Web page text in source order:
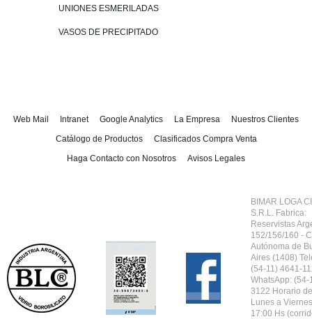
UNIONES ESMERILADAS
VASOS DE PRECIPITADO
Web Mail Intranet Google Analytics La Empresa
Nuestros Clientes
Catálogo de Productos
Clasificados Compra Venta
Haga Contacto con Nosotros
Avisos Legales
BIMAR LOGA
S.R.L. Fabrica:
Reservistas
152/156/160 -
Autónoma de
Aires (1408)
(54-11) 4641-
WhatsApp: (54-
3122 Horario
Lunes a
17:00 Hs